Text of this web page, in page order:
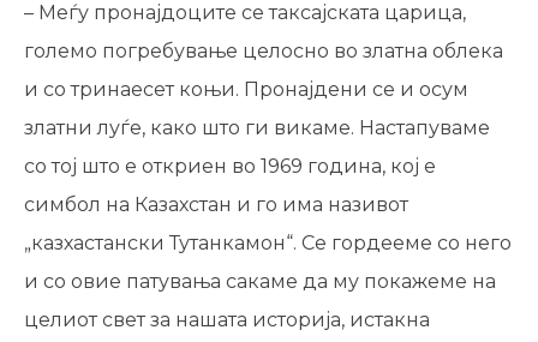
– Меѓу пронајдоците се таксајската царица,
големо погребување целосно во златна облека
и со тринаесет коњи. Пронајдени се и осум
златни луѓе, како што ги викаме. Настапуваме
со тој што е откриен во 1969 година, кој е
симбол на Казахстан и го има називот
„казхастански Тутанкамон“. Се гордееме со него
и со овие патувања сакаме да му покажеме на
целиот свет за нашата историја, истакна